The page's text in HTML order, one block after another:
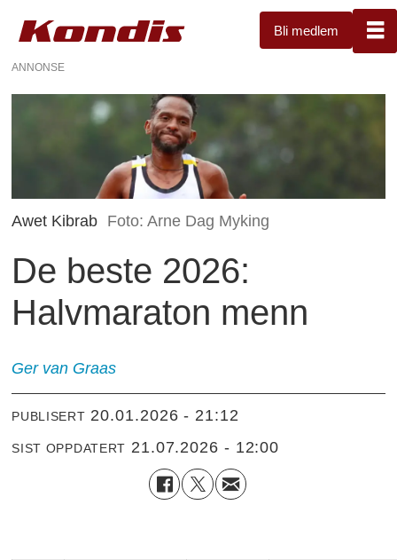
Bli medlem
ANNONSE
Awet Kibrab Foto: Arne Dag Myking
De beste 2026:
Halvmaraton menn
Ger van Graas
PUBLISERT 20.01.2026 - 21:12
SIST OPPDATERT 21.07.2026 - 12:00